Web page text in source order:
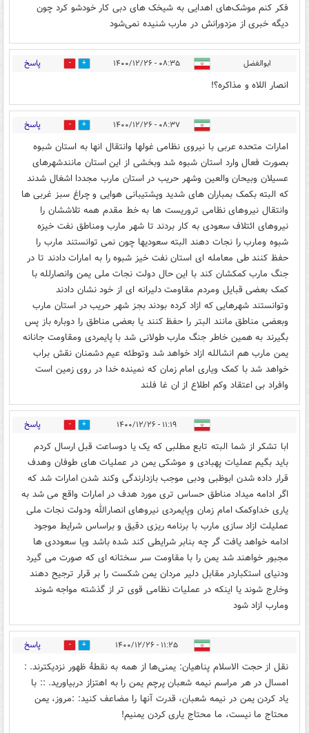
فکر کنم موشک‌های اهدایی به شیخک های دبی کار خودشو کرد چون
دیگه خبری از مزدورانش در مارب شنیده نمی‌شود
ابوالفضل ۰۸:۳۵ - ۱۴۰۰/۱۲/۲۶ 4 پاسخ
انصار اللاه و مذاکره؟!
۰۸:۳۷ - ۱۴۰۰/۱۲/۲۶ 2 پاسخ
امارات متحده عربی با نیروی نظامی غولها وانتقال انها به استان شبوه
بصورت فعال وارد استان شبوه شد وبخشی از این استان مانندشهرهای
عسیلان وبیحان والعین وشهر حریب در استان مارب مجددا اشغال شدند
که البته بکمک بمباران های شدید وپشتیبانی هوایی و چراغ سبز غربی ها
وانتقال نیروهای نظامی تروریست ها به خط مقدم همه تلاششان را
نیروهای ائتلاف سعودی به کار بردند تا شهر مارب ومناطق نفت خیزه
شبوه ومارب را نجات دهند البته سعودیها چون نمی توانستند مارب را
حفظ کنند طی معامله ای استان نفت خیز شبوه را به امارات دادند تا در
جنگ مارب کمکشان کند با این حال دولت نجات ملی یمن وانصارلله با
کمک بعضی قبایل ومردم مقاومت دلیرانه ای از خود نشان دادند
وتوانستند شهرهایی که ازاد کرده بودند بجز شهر حریب در استان مارب
وبعضی مناطق مانند البتر را حفظ کنند یا بعضی مناطق را دوباره باز پس
بگیرند به همین خاطر جنگ مارب طولانی شد با پایمردی ومقاومت جانانه
یمن مارب هم انشالله ازاد خواهد شد وتوطئه عیم دشمنان نقش براب
خواهد شد با کمک ویاری امام زمان که نمینده خدا در روی زمین است
وافراد بی اعتقاد وکم اطلاع از ان غا فلند
۱۱:۱۹ - ۱۴۰۰/۱۲/۲۶ 2 پاسخ
ابا تشکر از شما البته تابع مطلبی که یک یا دوساعت قبل ارسال کردم
باید بگیم عملیات پهبادی و موشکی یمن در عملیات های طوفان وهدف
قرار داده شدن ابوظبی ودبی موجب بازدارندگی وکند شدن امارات شد که
اگر ادامه میداد مناطق حساس تری مورد هدف در امارات واقع می شد به
یاری خداوکمک امام زمان وپایمردی نیروهای انصارالله ودولت نجات ملی
عملیلت ازاد سازی مارب با برنامه ریزی دقیق و براساس شرایط موجود
ادامه خواهد یافت گر چه بنابر شرایطی کند شده باشد ویا سعوددی ها
مجبور خواهند شد یمن را با مقاومت سر سختانه ای که صورت می گیرد
ودنیای استکباردر مقابل دلیر مردان یمن شکست را بر قرار ترجیح دهند
وخارج شوند یا اینکه در عملیات نظامی قوی تر از گذشته مواجه شوند
ومارب ازاد شود
۱۱:۲۵ - ۱۴۰۰/۱۲/۲۶ 6 پاسخ
نقل از حجت الاسلام پناهیان: یمنی‌ها از همه به نقطۀ ظهور نزدیکترند. :
امسال در هر مراسم نیمه شعبان پرچم یمن را به اهتزاز دربیاورید. :: با
یاد کردن یمن در نیمه شعبان، قدرت آنها را مضاعف کنید: :مروز، یمن
محتاج ما نیست، ما محتاج یاری کردن یمنیم!